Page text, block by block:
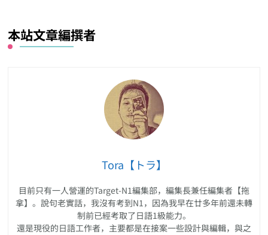
本站文章編撰者
Tora【トラ】
目前只有一人營運的Target-N1編集部，編集長兼任編集者【拖
拿】。說句老實話，我沒有考到N1，因為我早在廿多年前還未轉
制前已經考取了日語1級能力。
還是現役的日語工作者，主要都是在接案一些設計與編輯，與之